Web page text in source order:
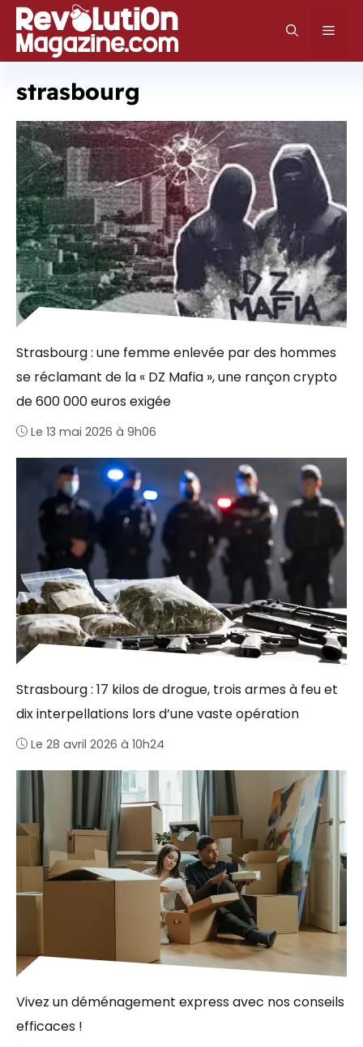
Aller
au
contenu
strasbourg
Strasbourg : une femme enlevée par des hommes
se réclamant de la « DZ Mafia », une rançon crypto
de 600 000 euros exigée
Le 13 mai 2026 à 9h06
Strasbourg : 17 kilos de drogue, trois armes à feu et
dix interpellations lors d’une vaste opération
Le 28 avril 2026 à 10h24
Vivez un déménagement express avec nos conseils
efficaces !